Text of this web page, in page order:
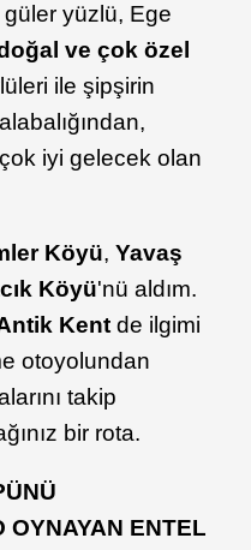
yüzlü, Ege
ve çok özel
ile şipşirin
iyi gelecek olan
Köyü, Yavaş
Köyü'nü aldım.
Kent de ilgimi
otoyolundan
takip
bir rota.
OYNAYAN ENTEL